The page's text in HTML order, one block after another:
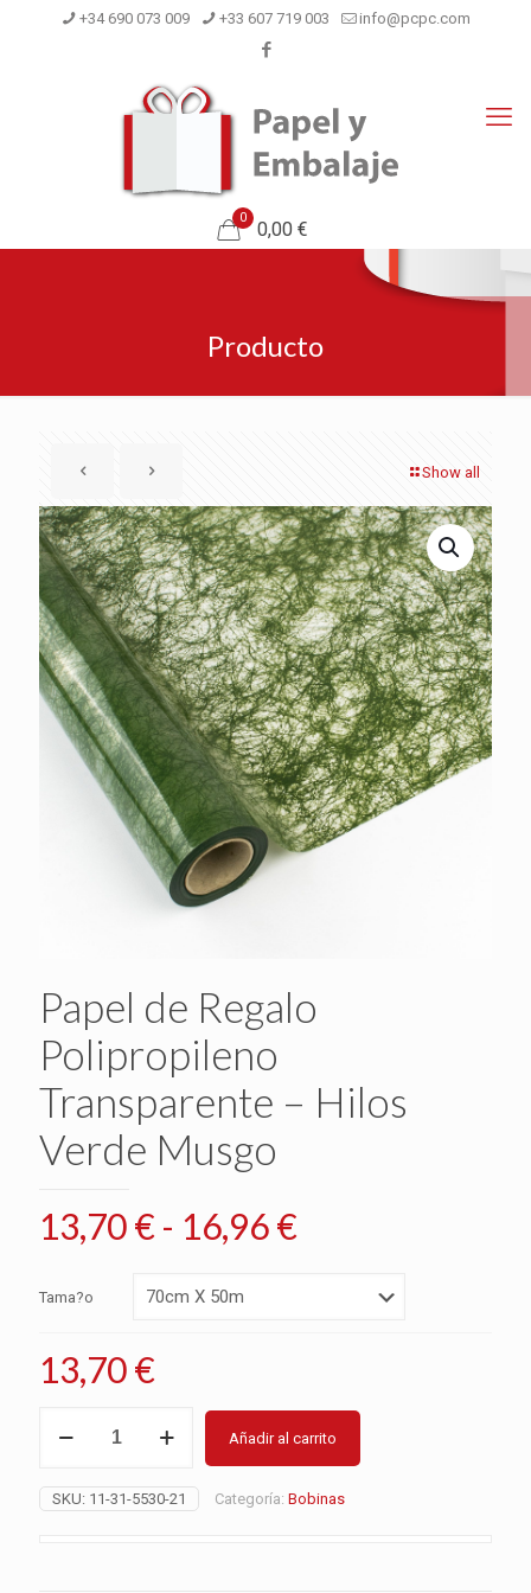
+34 690 073 009 +33 607 719 003 info@pcpc.com
0
0,00 €
Producto
Show all
Papel de Regalo
Polipropileno
Transparente – Hilos
Verde Musgo
13,70€- 16,96€Rango
precios:
hasta
16,96 €
Tama?o
13,70€
Polipropileno
Transparente
Añadir al carrito
SKU: 11-31-5530-21 Categoría: Bobinas